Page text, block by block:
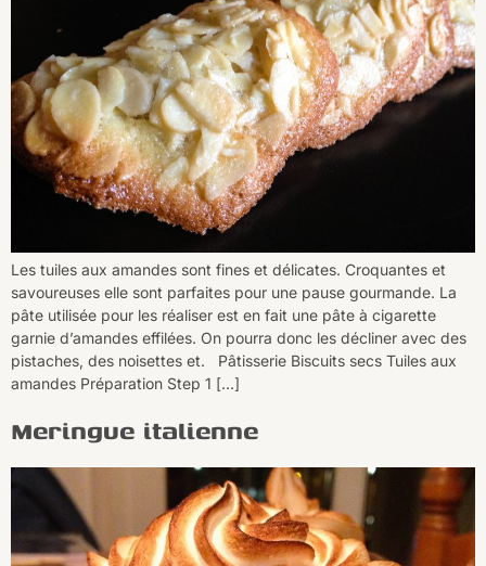
Les tuiles aux amandes sont fines et délicates. Croquantes et
savoureuses elle sont parfaites pour une pause gourmande. La
pâte utilisée pour les réaliser est en fait une pâte à cigarette
garnie d’amandes effilées. On pourra donc les décliner avec des
pistaches, des noisettes et. Pâtisserie Biscuits secs Tuiles aux
amandes Préparation Step 1 […]
Meringue italienne